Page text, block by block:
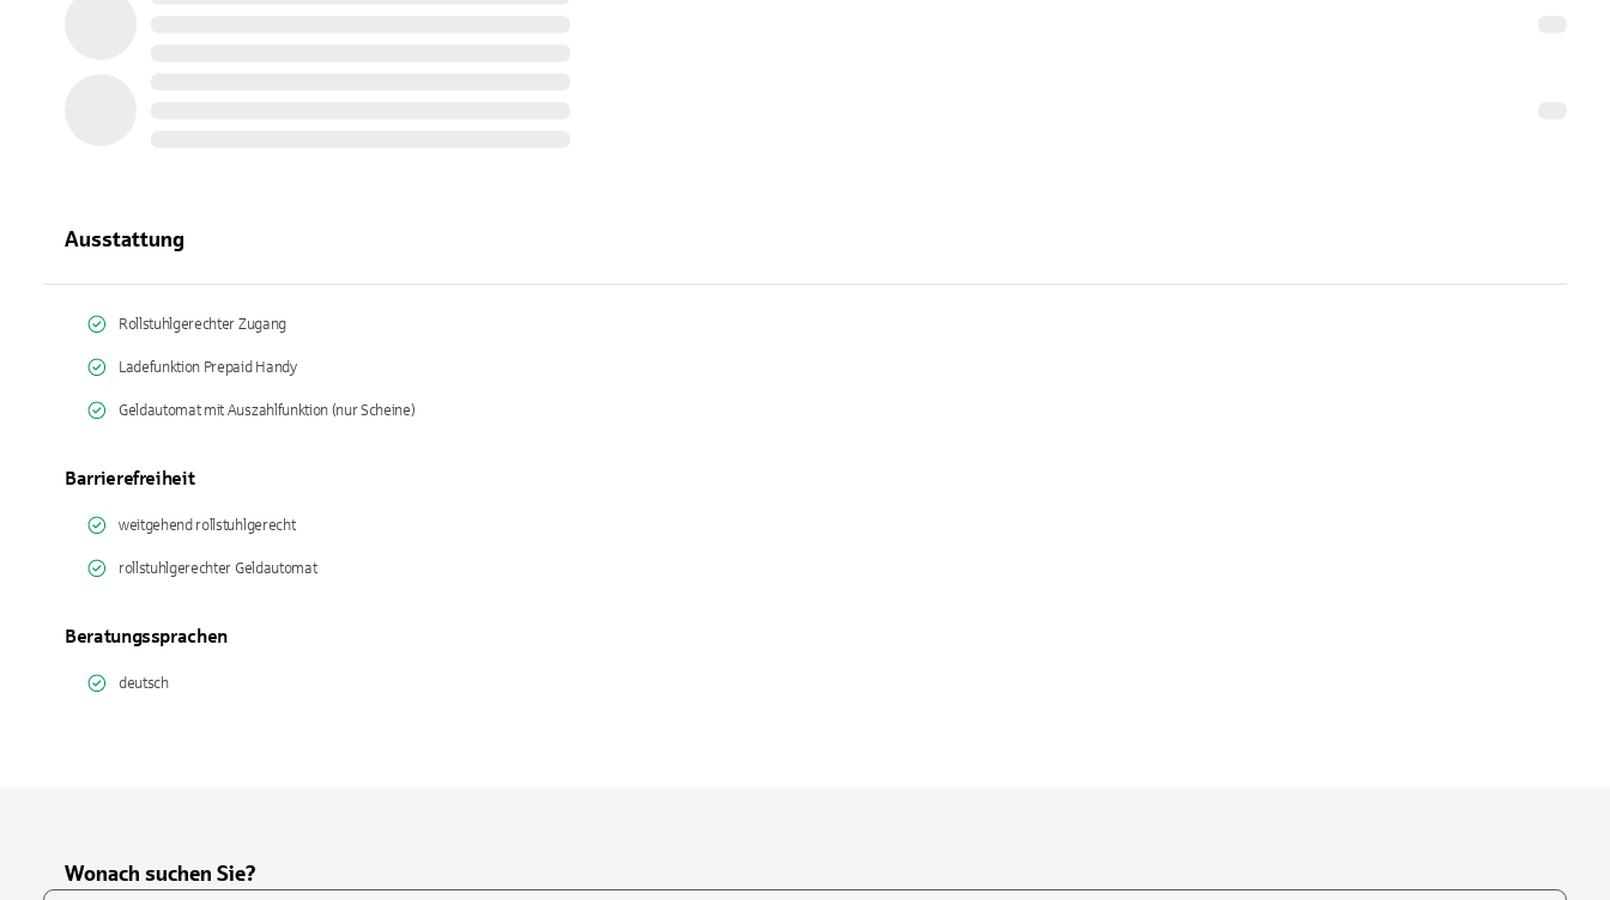
Ausstattung
Rollstuhlgerechter Zugang
Ladefunktion Prepaid Handy
Geldautomat mit Auszahlfunktion (nur Scheine)
Barrierefreiheit
weitgehend rollstuhlgerecht
rollstuhlgerechter Geldautomat
Beratungssprachen
deutsch
Wonach suchen Sie?